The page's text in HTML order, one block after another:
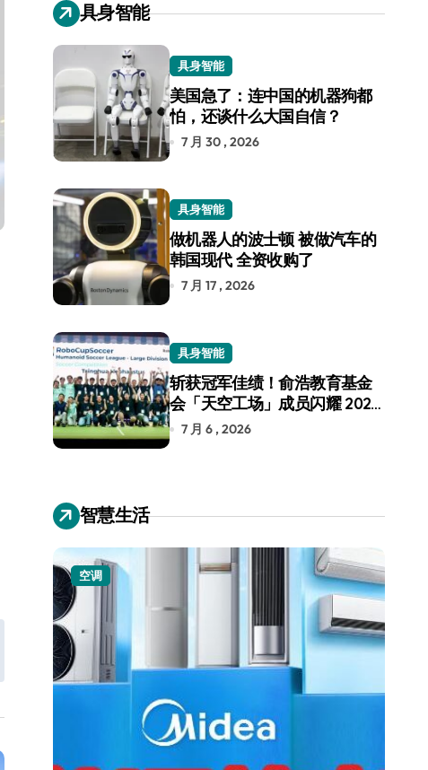
具身智能
具身智能
美国急了：连中国的机器狗都
怕，还谈什么大国自信？
7 月 30 , 2026
具身智能
做机器人的波士顿 被做汽车的
韩国现代 全资收购了
7 月 17 , 2026
具身智能
斩获冠军佳绩！俞浩教育基金
会「天空工场」成员闪耀 2026
RoboCup 机器人世界杯
7 月 6 , 2026
智慧生活
空调